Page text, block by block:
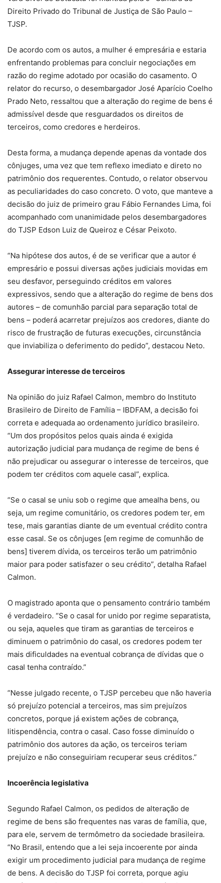
Direito Privado do Tribunal de Justiça de São Paulo –
TJSP.
De acordo com os autos, a mulher é empresária e estaria
enfrentando problemas para concluir negociações em
razão do regime adotado por ocasião do casamento. O
relator do recurso, o desembargador José Aparício Coelho
Prado Neto, ressaltou que a alteração do regime de bens é
admissível desde que resguardados os direitos de
terceiros, como credores e herdeiros.
Desta forma, a mudança depende apenas da vontade dos
cônjuges, uma vez que tem reflexo imediato e direto no
patrimônio dos requerentes. Contudo, o relator observou
as peculiaridades do caso concreto. O voto, que manteve a
decisão do juiz de primeiro grau Fábio Fernandes Lima, foi
acompanhado com unanimidade pelos desembargadores
do TJSP Edson Luiz de Queiroz e César Peixoto.
“Na hipótese dos autos, é de se verificar que a autor é
empresário e possui diversas ações judiciais movidas em
seu desfavor, perseguindo créditos em valores
expressivos, sendo que a alteração do regime de bens dos
autores – de comunhão parcial para separação total de
bens – poderá acarretar prejuízos aos credores, diante do
risco de frustração de futuras execuções, circunstância
que inviabiliza o deferimento do pedido”, destacou Neto.
Assegurar interesse de terceiros
Na opinião do juiz Rafael Calmon, membro do Instituto
Brasileiro de Direito de Família – IBDFAM, a decisão foi
correta e adequada ao ordenamento jurídico brasileiro.
“Um dos propósitos pelos quais ainda é exigida
autorização judicial para mudança de regime de bens é
não prejudicar ou assegurar o interesse de terceiros, que
podem ter créditos com aquele casal”, explica.
“Se o casal se uniu sob o regime que amealha bens, ou
seja, um regime comunitário, os credores podem ter, em
tese, mais garantias diante de um eventual crédito contra
esse casal. Se os cônjuges [em regime de comunhão de
bens] tiverem dívida, os terceiros terão um patrimônio
maior para poder satisfazer o seu crédito”, detalha Rafael
Calmon.
O magistrado aponta que o pensamento contrário também
é verdadeiro. “Se o casal for unido por regime separatista,
ou seja, aqueles que tiram as garantias de terceiros e
diminuem o patrimônio do casal, os credores podem ter
mais dificuldades na eventual cobrança de dívidas que o
casal tenha contraído.”
“Nesse julgado recente, o TJSP percebeu que não haveria
só prejuízo potencial a terceiros, mas sim prejuízos
concretos, porque já existem ações de cobrança,
litispendência, contra o casal. Caso fosse diminuído o
patrimônio dos autores da ação, os terceiros teriam
prejuízo e não conseguiriam recuperar seus créditos.”
Incoerência legislativa
Segundo Rafael Calmon, os pedidos de alteração de
regime de bens são frequentes nas varas de família, que,
para ele, servem de termômetro da sociedade brasileira.
“No Brasil, entendo que a lei seja incoerente por ainda
exigir um procedimento judicial para mudança de regime
de bens. A decisão do TJSP foi correta, porque agiu